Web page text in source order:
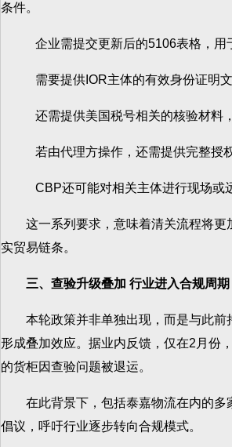
条件。
企业需提交更新后的5106表格，用于
需要提供IOR主体的有效身份证明文
还需提供美国税号相关的核验材料，
若由代理方操作，还需提供完整授权
CBP还可能对相关主体进行现场或远
这一系列要求，意味着清关流程将更
实贸易链条。
三、查验升级叠加 行业进入合规周期
本轮政策并非单独出现，而是与此前
形成叠加效应。据业内反馈，仅在2月份
的货柜因查验问题被退运。
在此背景下，包括泰嘉物流在内的多
倡议，呼吁行业逐步转向合规模式。